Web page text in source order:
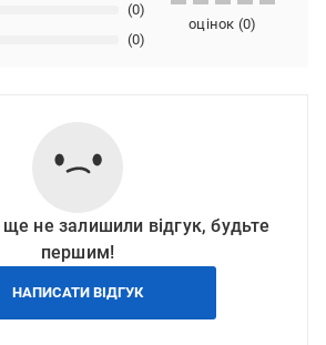
(0)
(0)
оцінок (0)
не залишили відгук, будьте
першим!
НАПИСАТИ ВІДГУК